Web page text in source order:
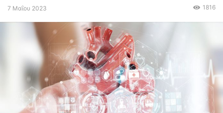
7 Μαΐου 2023 1816